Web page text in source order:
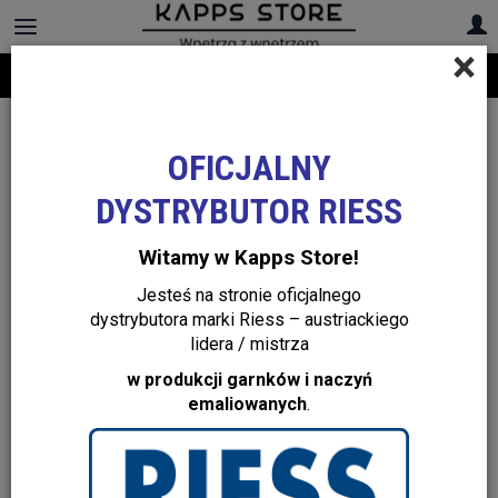
+48 22 299 19 84
×
OFICJALNY
DYSTRYBUTOR RIESS
Witamy w Kapps Store!
Jesteś na stronie oficjalnego
dystrybutora marki Riess – austriackiego
lidera / mistrza
w produkcji garnków i naczyń
emaliowanych.